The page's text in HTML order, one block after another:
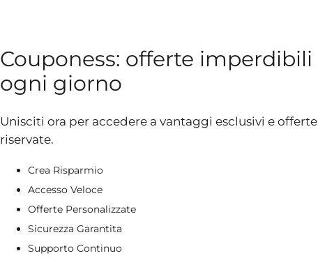
Couponess: offerte imperdibili
ogni giorno
Unisciti ora per accedere a vantaggi esclusivi e offerte
riservate.
Crea Risparmio
Accesso Veloce
Offerte Personalizzate
Sicurezza Garantita
Supporto Continuo